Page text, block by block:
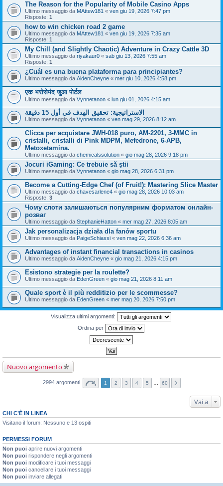
The Reason for the Popularity of Mobile Casino Apps
Ultimo messaggio da MAttew181 « ven giu 19, 2026 7:47 pm
Risposte: 1
how to win chicken road 2 game
Ultimo messaggio da MAttew181 « ven giu 19, 2026 7:35 am
Risposte: 1
My Chill (and Slightly Chaotic) Adventure in Crazy Cattle 3D
Ultimo messaggio da riyakaur0 « sab giu 13, 2026 7:55 am
Risposte: 1
¿Cuál es una buena plataforma para principiantes?
Ultimo messaggio da AidenCheyne « mer giu 10, 2026 4:58 pm
एक भरोसेमंद जुआ पोर्टल
Ultimo messaggio da Vynnetanon « lun giu 01, 2026 4:15 am
الاستراتيجية: تحقيق الهدف في أول 15 دقيقة
Ultimo messaggio da Vynnetanon « ven mag 29, 2026 8:12 am
Clicca per acquistare JWH-018 puro, AM-2201, 3-MMC in
cristalli, cristalli di Pink MDPM, Mefedrone, 6-APB,
Metoxetamina.
Ultimo messaggio da chemicalssolution « gio mag 28, 2026 9:18 pm
Jocuri iGaming: Ce trebuie să știi
Ultimo messaggio da Vynnetanon « gio mag 28, 2026 6:31 pm
Become a Cutting-Edge Chef (of Fruit!): Mastering Slice Master
Ultimo messaggio da chavesarlene4 « gio mag 28, 2026 10:03 am
Risposte: 3
Чому слоти залишаються популярним форматом онлайн-
розваг
Ultimo messaggio da StephanieHatton « mer mag 27, 2026 8:05 am
Jak personalizacja działa dla fanów sportu
Ultimo messaggio da PaigeSchiassi « ven mag 22, 2026 6:36 am
Advantages of instant financial transactions in casinos
Ultimo messaggio da AidenCheyne « gio mag 21, 2026 4:15 pm
Esistono strategie per la roulette?
Ultimo messaggio da EdenGreen « gio mag 21, 2026 8:11 am
Quale sport è il più redditizio per le scommesse?
Ultimo messaggio da EdenGreen « mer mag 20, 2026 7:50 pm
Visualizza ultimi argomenti:
Ordina per
Nuovo argomento
2994 argomenti 1 2 3 4 5 60
Vai a
CHI C’È IN LINEA
Visitano il forum: Nessuno e 13 ospiti
PERMESSI FORUM
Non puoi aprire nuovi argomenti
Non puoi rispondere negli argomenti
Non puoi modificare i tuoi messaggi
Non puoi cancellare i tuoi messaggi
Non puoi inviare allegati